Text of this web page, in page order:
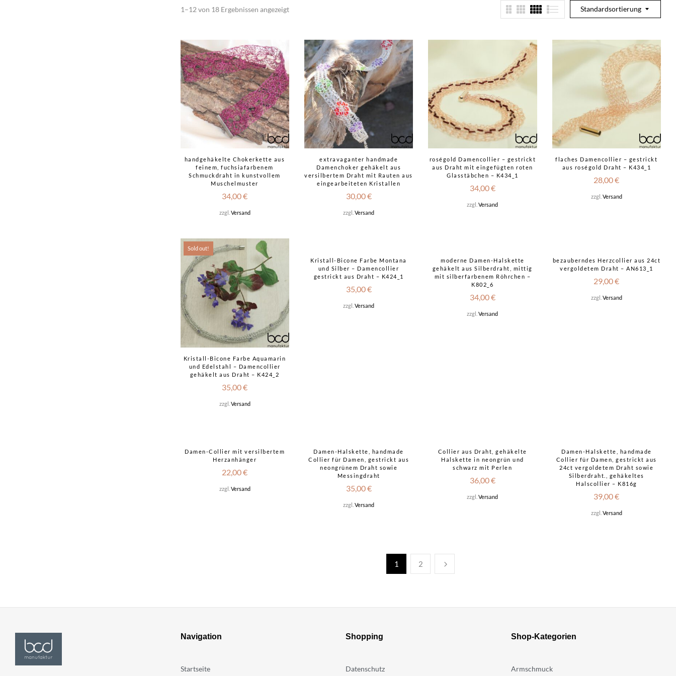
Standardsortierung
1–12 von 18 Ergebnissen angezeigt
handgehäkelte Chokerkette aus
feinem, fuchsiafarbenem
Schmuckdraht in kunstvollem
Muschelmuster
34,00€
zzgl. Versand
extravaganter handmade
Damenchoker gehäkelt aus
versilbertem Draht mit Rauten aus
eingearbeiteten Kristallen
30,00€
zzgl.Versand
roségold Damencollier – gestrickt
aus Draht mit eingefügten roten
Glasstäbchen – K434_1
34,00€
zzgl.Versand
flaches Damencollier – gestrickt
aus roségold Draht – K434_1
28,00€
zzgl. Versand
Sold out!
Kristall-Bicone Farbe Aquamarin
und Edelstahl – Damencollier
gehäkelt aus Draht – K424_2
35,00€
zzgl. Versand
Kristall-Bicone Farbe Montana
und Silber – Damencollier
gestrickt aus Draht – K424_1
35,00€
zzgl.Versand
out!
moderne Damen-Halskette
gehäkelt aus Silberdraht, mittig
mit silberfarbenem Röhrchen –
K802_6
34,00€
zzgl.Versand
bezauberndes Herzcollier aus 24ct
vergoldetem Draht – AN613_1
29,00€
zzgl. Versand
Damen-Collier mit versilbertem
Herzanhänger
22,00€
zzgl. Versand
Damen-Halskette, handmade
Collier für Damen, gestrickt aus
neongrünem Draht sowie
Messingdraht
35,00€
zzgl.Versand
out!
Collier aus Draht, gehäkelte
Halskette in neongrün und
schwarz mit Perlen
36,00€
zzgl.Versand
Damen-Halskette, handmade
Collier für Damen, gestrickt aus
24ct vergoldetem Draht sowie
Silberdraht., gehäkeltes
Halscollier – K816g
39,00€
zzgl. Versand
1 2
Navigation
Startseite
Shopping
Datenschutz
Shop-Kategorien
Armschmuck